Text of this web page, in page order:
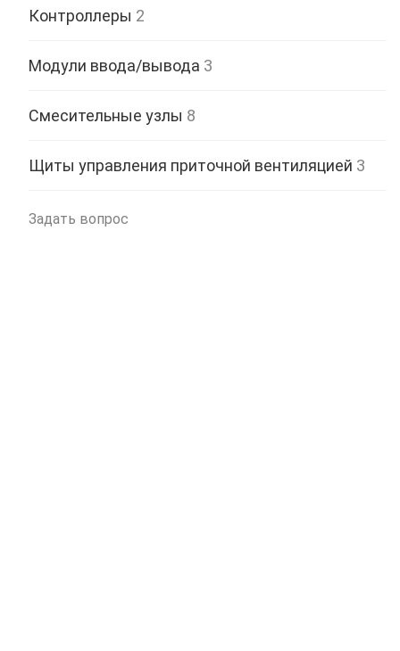
Контроллеры 2
Модули ввода/вывода 3
Смесительные узлы 8
Щиты управления приточной вентиляцией 3
Задать вопрос